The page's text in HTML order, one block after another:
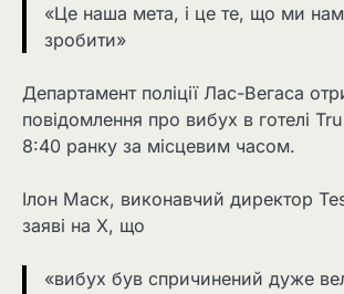
«Це наша мета, і це те, що ми
зробити»
Департамент поліції Лас-Вегаса
повідомлення про вибух в готелі
8:40 ранку за місцевим часом.
Ілон Маск, виконавчий директор
заяві на X, що
«вибух був спричинений дуже